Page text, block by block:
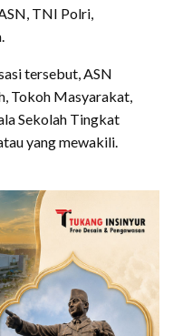
TNI Polri,
tersebut, ASN
Tokoh Masyarakat,
Sekolah Tingkat
yang mewakili.